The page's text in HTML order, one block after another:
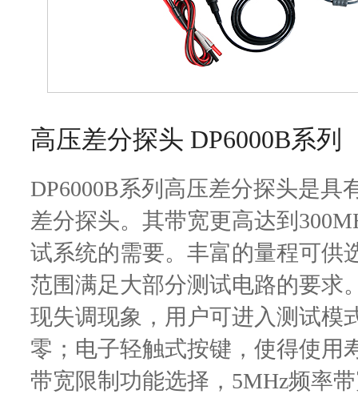
高压差分探头 DP6000B系列
DP6000B系列高压差分探头是具
差分探头。其带宽更高达到 3
试系统的需要。 丰富的量程可供
范围满足大部分测试电路的要求
现失调现象，用户可进入测试模
零；电子轻触式按键，使得使用
带宽限制功能选择，5MHz频率